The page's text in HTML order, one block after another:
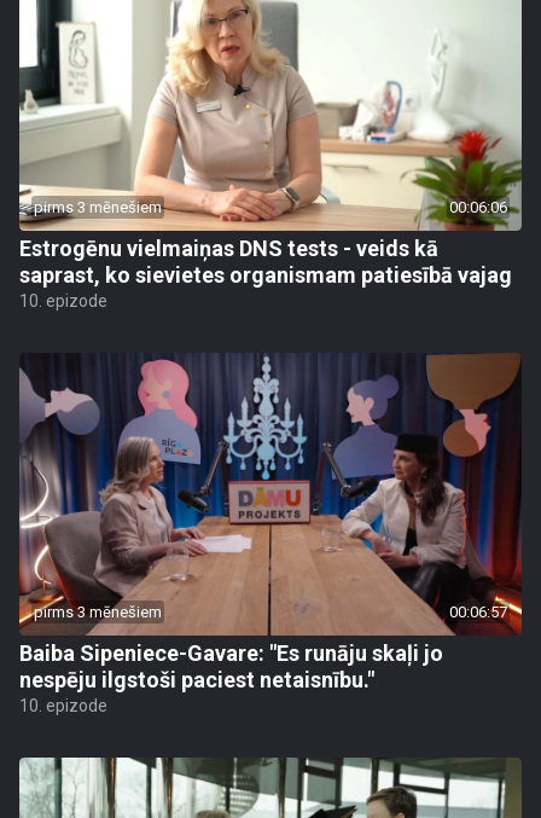
pirms 3 mēnešiem 00:06:06
Estrogēnu vielmaiņas DNS tests - veids kā
saprast, ko sievietes organismam patiesībā vajag
10. epizode
pirms 3 mēnešiem 00:06:57
Baiba Sipeniece-Gavare: "Es runāju skaļi jo
nespēju ilgstoši paciest netaisnību."
10. epizode